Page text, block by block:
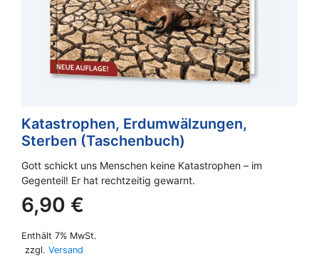
Katastrophen, Erdumwälzungen,
Sterben (Taschenbuch)
Gott schickt uns Menschen keine Katastrophen – im
Gegenteil! Er hat rechtzeitig gewarnt.
6,90 €
Enthält 7% MwSt.
zzgl. Versand